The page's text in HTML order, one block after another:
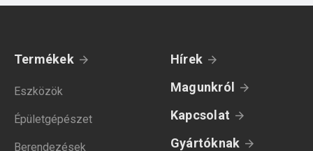
Termékek
Eszközök
Épületgépészet
Berendezések
Hírek
Magunkról
Kapcsolat
Gyártóknak